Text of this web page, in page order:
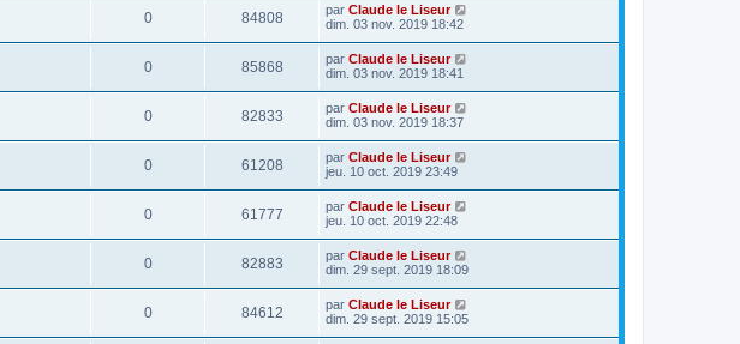
0 84808 par Claude le Liseur
dim. 03 nov. 2019 18:42
0 85868 par Claude le Liseur
dim. 03 nov. 2019 18:41
0 82833 par Claude le Liseur
dim. 03 nov. 2019 18:37
0 61208 par Claude le Liseur
jeu. 10 oct. 2019 23:49
0 61777 par Claude le Liseur
jeu. 10 oct. 2019 22:48
0 82883 par Claude le Liseur
dim. 29 sept. 2019 18:09
0 84612 par Claude le Liseur
dim. 29 sept. 2019 15:05